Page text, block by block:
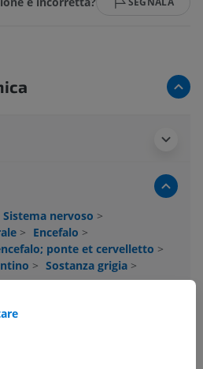
Sistema nervoso >
> Encefalo >
ponte et cervelletto >
> Sostanza grigia >
Non sono presenti strutture
anatomica